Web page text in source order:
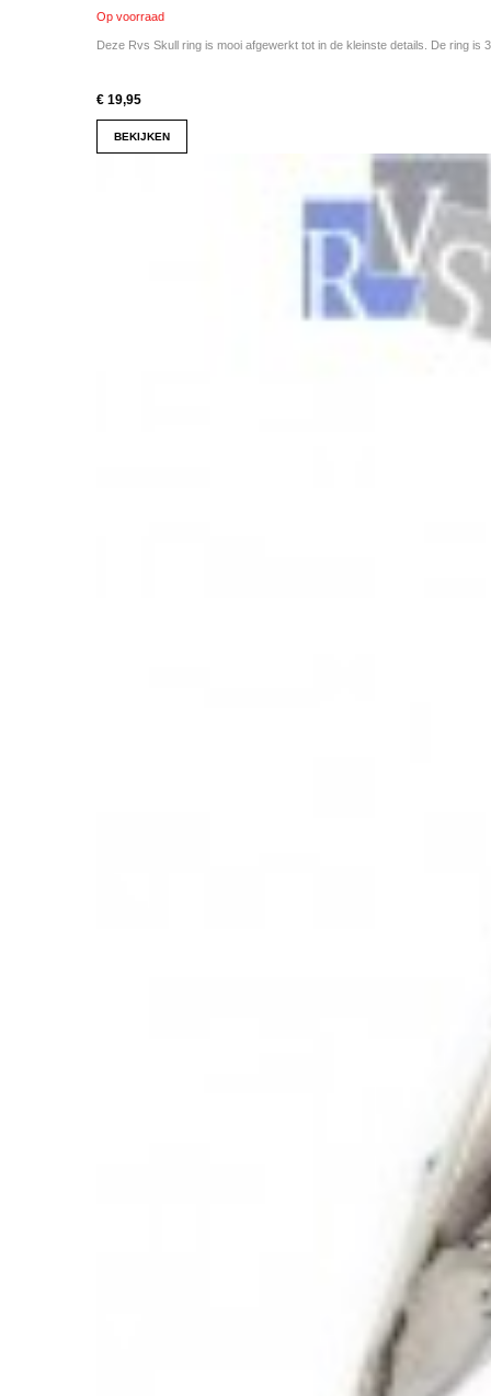
Op voorraad
Deze Rvs Skull ring is mooi afgewerkt tot in de kleinste details. De ring is
€ 19,95
BEKIJKEN